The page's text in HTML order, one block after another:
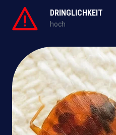
DRINGLICHKEIT
hoch